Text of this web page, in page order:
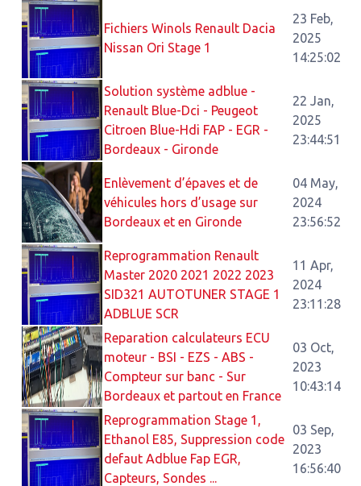
Fichiers Winols Renault Dacia
Nissan Ori Stage 1
23 Feb,
2025
14:25:02
Solution système adblue -
Renault Blue-Dci - Peugeot
Citroen Blue-Hdi FAP - EGR -
Bordeaux - Gironde
22 Jan,
2025
23:44:51
Enlèvement d’épaves et de
véhicules hors d’usage sur
Bordeaux et en Gironde
04 May,
2024
23:56:52
Reprogrammation Renault
Master 2020 2021 2022 2023
SID321 AUTOTUNER STAGE 1
ADBLUE SCR
11 Apr,
2024
23:11:28
Reparation calculateurs ECU
moteur - BSI - EZS - ABS -
Compteur sur banc - Sur
Bordeaux et partout en France
03 Oct,
2023
10:43:14
Reprogrammation Stage 1,
Ethanol E85, Suppression code
defaut Adblue Fap EGR,
Capteurs, Sondes ...
03 Sep,
2023
16:56:40